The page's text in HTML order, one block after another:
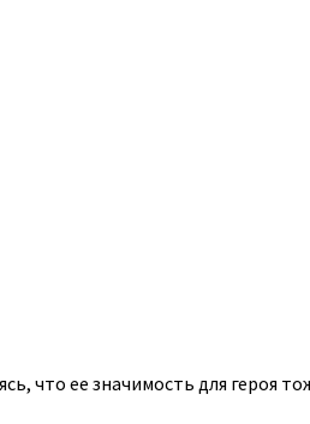
что ее значимость для героя